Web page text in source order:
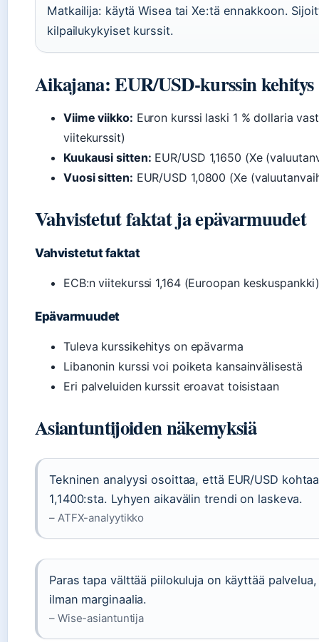
Matkailija: käytä Wisea tai Xe:tä ennakkoon.
kilpailukykyiset kurssit.
Aikajana: EUR/USD-kurssin kehitys
Viime viikko: Euron kurssi laski 1 % dollaria
viitekurssit)
Kuukausi sitten: EUR/USD 1,1650 (Xe
Vuosi sitten: EUR/USD 1,0800 (Xe
Vahvistetut faktat ja epävarmuudet
Vahvistetut faktat
ECB:n viitekurssi 1,164 (Euroopan
Epävarmuudet
Tuleva kurssikehitys on epävarma
Libanonin kurssi voi poiketa kansainvälisestä
Eri palveluiden kurssit eroavat toisistaan
Asiantuntijoiden näkemyksiä
Tekninen analyysi osoittaa, että EUR/USD
1,1400:sta. Lyhyen aikavälin trendi on laskeva.
– ATFX-analyytikko
Paras tapa välttää piilokuluja on käyttää
ilman marginaalia.
– Wise-asiantuntija